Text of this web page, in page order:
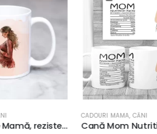
Cană Mom Nutrition Facts #6, rezistentă la maşina de spălat vase, 350ml
CADOURI MAMA